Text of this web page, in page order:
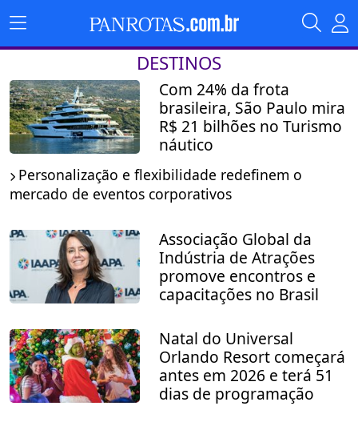
DESTINOS
Com 24% da frota
brasileira, São Paulo mira
R$ 21 bilhões no Turismo
náutico
Personalização e flexibilidade redefinem o
mercado de eventos corporativos
Associação Global da
Indústria de Atrações
promove encontros e
capacitações no Brasil
Natal do Universal
Orlando Resort começará
antes em 2026 e terá 51
dias de programação